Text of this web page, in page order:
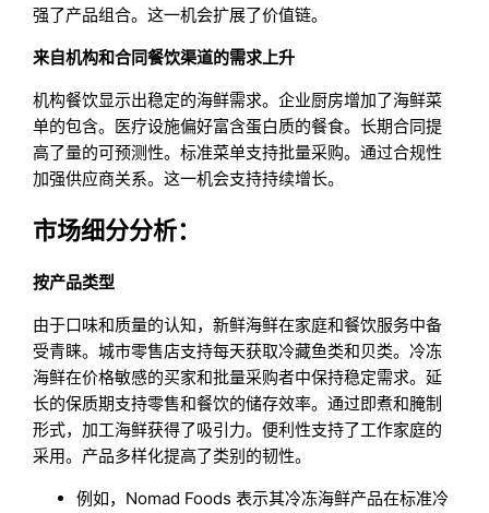
强了产品组合。这一机会扩展了价值链。
来自机构和合同餐饮渠道的需求上升
机构餐饮显示出稳定的海鲜需求。企业厨房增加了海鲜菜
单的包含。医疗设施偏好富含蛋白质的餐食。长期合同提
高了量的可预测性。标准菜单支持批量采购。通过合规性
加强供应商关系。这一机会支持持续增长。
市场细分分析：
按产品类型
由于口味和质量的认知，新鲜海鲜在家庭和餐饮服务中备
受青睐。城市零售店支持每天获取冷藏鱼类和贝类。冷冻
海鲜在价格敏感的买家和批量采购者中保持稳定需求。延
长的保质期支持零售和餐饮的储存效率。通过即煮和腌制
形式，加工海鲜获得了吸引力。便利性支持了工作家庭的
采用。产品多样化提高了类别的韧性。
例如，Nomad Foods 表示其冷冻海鲜产品在标准冷